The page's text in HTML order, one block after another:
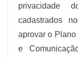
privacidade
cadastrados
aprovar o Plano
e